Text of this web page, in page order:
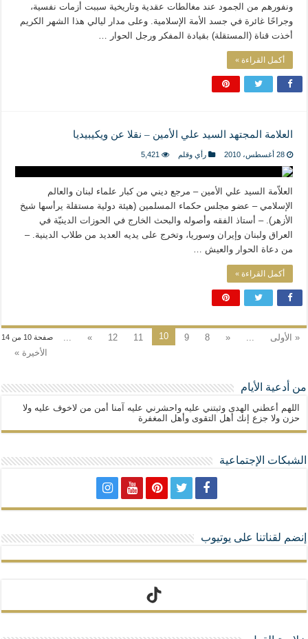
ونفورهم من الجمود عند مغالطات عقدية وتاريخية سببت أزمات نفسية،
وجراحًا غائرة في جسد الأمة الإسلامية. وعلى مدار ليالي هذا الشهر الكريم
أخذت قناة (المستقلة) بقيادة المفكر ورجل الحوار …
أكمل القراءة »
العلامة المجتهد السيد علي الأمين – نقلا عن ويكيبيديا
28 أغسطس، 2010 رأي وقلم 5,421
العلاّمة السيد علي الأمين – مرجع ديني من كبار علماء لبنان والعالم
الإسلامي – عضو مجلس حكماء المسلمين (هيئة دولية مستقلة يرأسها شيخ
الأزهر). – أستاذ الفقه وأصوله والبحث الخارج في الحوزات الدينيّة في
العراق ولبنان وإيران وسوريا، وتخرج على يديه العديد من طلاب الدينية. –
من دعاة الحوار والعيش …
أكمل القراءة »
صفحة 10 من 14 « الأولى «
8
9
10
11
12
»
الأخيرة »
من أدعية الأيام
اللهم أعطني الهدى وثبتني عليه واحشرني عليه آمنا أمن من لاخوف عليه ولا
حزن ولا جزع إنك أهل التقوى وأهل المغفرة
الشبكات الإجتماعية
إنضم لقناتنا على يوتيوب
تيك توك